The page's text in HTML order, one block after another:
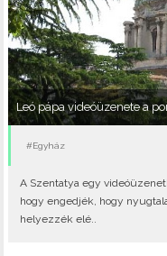
Leó pápa videóüzenete a
#Egyház
A Szentatya egy
hogy engedjék, hogy
helyezzék elé..